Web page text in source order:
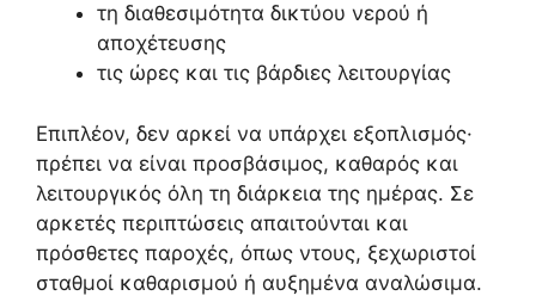
τη διαθεσιμότητα δικτύου νερού ή
αποχέτευσης
τις ώρες και τις βάρδιες λειτουργίας
Επιπλέον, δεν αρκεί να υπάρχει εξοπλισμός·
πρέπει να είναι προσβάσιμος, καθαρός και
λειτουργικός όλη τη διάρκεια της ημέρας. Σε
αρκετές περιπτώσεις απαιτούνται και
πρόσθετες παροχές, όπως ντους, ξεχωριστοί
σταθμοί καθαρισμού ή αυξημένα αναλώσιμα.